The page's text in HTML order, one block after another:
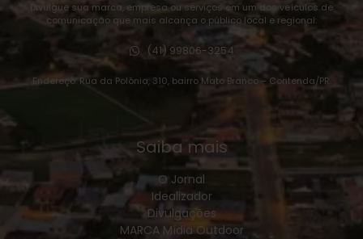
Divulgue sua marca, empresa ou serviços em um dos veículos de
comunicação que mais alcança o público local e regional:
(41) 99806-3254
Endereço: Rua da Polônia, 310, bairro Mato Branco – Contenda/PR.
Saiba mais
O Jornal
Idealizador
Divulgações
MARCA Mídia Outdoor